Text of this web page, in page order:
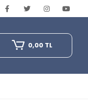
0,00 TL